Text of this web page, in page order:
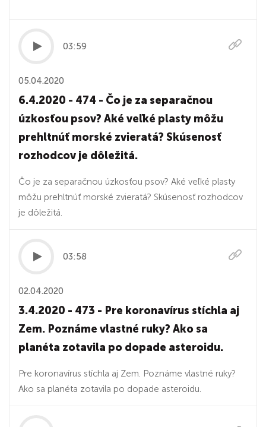
03:59
05.04.2020
6.4.2020 - 474 - Čo je za separačnou
úzkosťou psov? Aké veľké plasty môžu
prehltnúť morské zvieratá? Skúsenosť
rozhodcov je dôležitá.
Čo je za separačnou úzkosťou psov? Aké veľké plasty
môžu prehltnúť morské zvieratá? Skúsenosť rozhodcov
je dôležitá.
03:58
02.04.2020
3.4.2020 - 473 - Pre koronavírus stíchla aj
Zem. Poznáme vlastné ruky? Ako sa
planéta zotavila po dopade asteroidu.
Pre koronavírus stíchla aj Zem. Poznáme vlastné ruky?
Ako sa planéta zotavila po dopade asteroidu.